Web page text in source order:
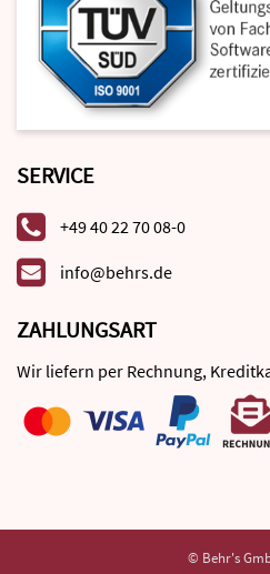
SERVICE
+49 40 22 70 08-0
info@behrs.de
ZAHLUNGSART
Wir liefern per Rechnung,
© Behr's